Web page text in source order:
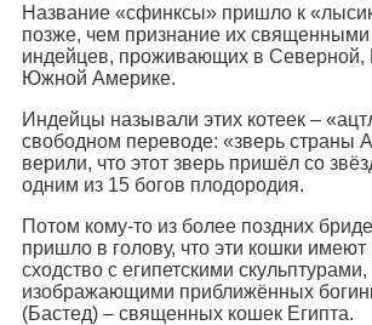
Название «сфинксы» пришло к
позже, чем признание их
индейцев, проживающих в Северной,
Южной Америке.
Индейцы называли этих котеек –
свободном переводе: «зверь страны
верили, что этот зверь пришёл со
одним из 15 богов плодородия.
Потом кому-то из более поздних
пришло в голову, что эти кошки
сходство с египетскими скульптурами,
изображающими приближённых
(Бастед) – священных кошек Египта.